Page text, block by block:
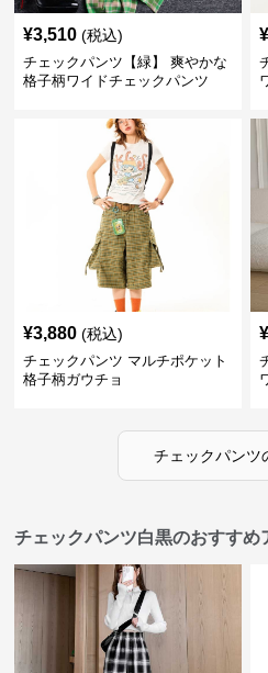
¥3,510 (税込)
チェックパンツ【緑】 爽やかな
格子柄ワイドチェックパンツ
¥
¥3,880 (税込)
チェックパンツ マルチポケット
格子柄ガウチョ
¥
チェックパンツ
チェックパンツ白黒のおすすめ